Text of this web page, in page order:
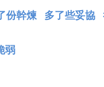
幹煉 多了些妥協
弱